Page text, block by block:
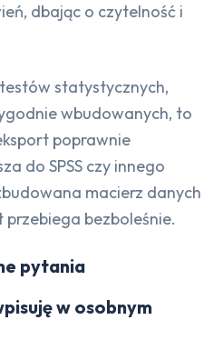
dbając o czytelność i
statystycznych,
wbudowanych, to
poprawnie
do SPSS czy innego
macierz danych
bezboleśnie.
pytania
w osobnym